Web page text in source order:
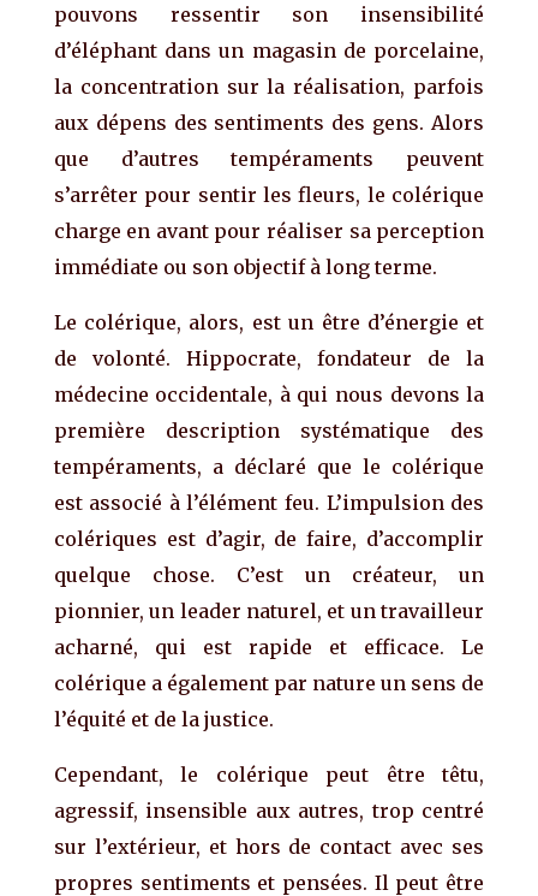
pouvons ressentir son insensibilité
d’éléphant dans un magasin de porcelaine,
la concentration sur la réalisation, parfois
aux dépens des sentiments des gens. Alors
que d’autres tempéraments peuvent
s’arrêter pour sentir les fleurs, le colérique
charge en avant pour réaliser sa perception
immédiate ou son objectif à long terme.
Le colérique, alors, est un être d’énergie et
de volonté. Hippocrate, fondateur de la
médecine occidentale, à qui nous devons la
première description systématique des
tempéraments, a déclaré que le colérique
est associé à l’élément feu. L’impulsion des
colériques est d’agir, de faire, d’accomplir
quelque chose. C’est un créateur, un
pionnier, un leader naturel, et un travailleur
acharné, qui est rapide et efficace. Le
colérique a également par nature un sens de
l’équité et de la justice.
Cependant, le colérique peut être têtu,
agressif, insensible aux autres, trop centré
sur l’extérieur, et hors de contact avec ses
propres sentiments et pensées. Il peut être